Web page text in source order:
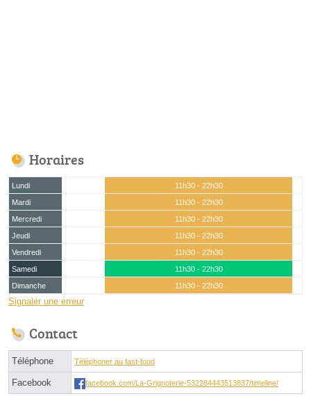
Horaires
Lundi
11h30 - 22h30
Mardi
11h30 - 22h30
Mercredi
11h30 - 22h30
Jeudi
11h30 - 22h30
Vendredi
11h30 - 22h30
Samedi
11h30 - 22h30
Dimanche
11h30 - 22h30
Signaler une erreur
Contact
Téléphone Téléphoner au fast-food
Facebook facebook.com/La-Grignoterie-532284443513837/timeline/